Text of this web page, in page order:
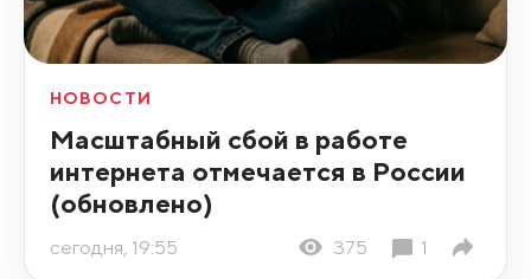
НОВОСТИ
Масштабный сбой в работе
интернета отмечается в России
(обновлено)
сегодня, 19:55 375 1